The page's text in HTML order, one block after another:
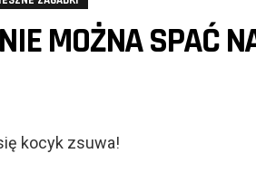
MOŻNA SPAĆ
kocyk zsuwa!